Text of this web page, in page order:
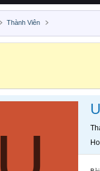
Thành Viên